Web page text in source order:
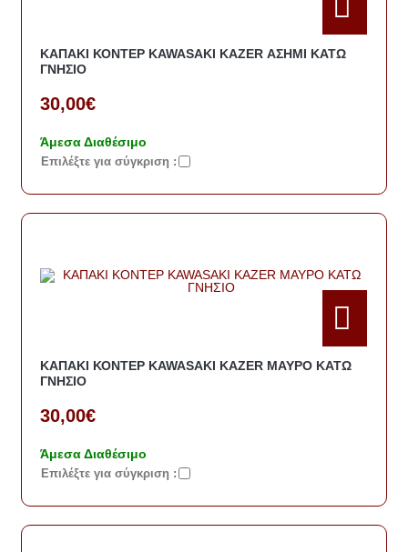
ΚΑΠΑΚΙ ΚΟΝΤΕΡ KAWASAKI KAZER ΑΣΗΜΙ ΚΑΤΩ
ΓΝΗΣΙΟ
30,00€
Άμεσα Διαθέσιμο
Eπιλέξτε για σύγκριση :
ΚΑΠΑΚΙ ΚΟΝΤΕΡ KAWASAKI KAZER ΜΑΥΡΟ ΚΑΤΩ
ΓΝΗΣΙΟ
30,00€
Άμεσα Διαθέσιμο
Eπιλέξτε για σύγκριση :